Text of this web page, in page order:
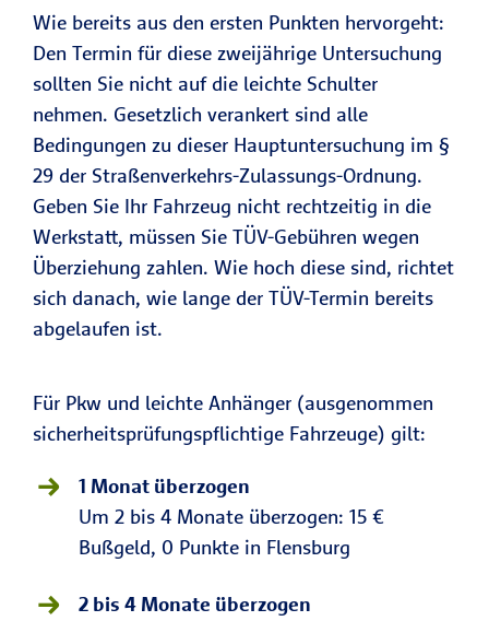
Wie bereits aus den ersten Punkten hervorgeht:
Den Termin für diese zweijährige Untersuchung
sollten Sie nicht auf die leichte Schulter
nehmen. Gesetzlich verankert sind alle
Bedingungen zu dieser Hauptuntersuchung im §
29 der Straßenverkehrs-Zulassungs-Ordnung.
Geben Sie Ihr Fahrzeug nicht rechtzeitig in die
Werkstatt, müssen Sie TÜV-Gebühren wegen
Überziehung zahlen. Wie hoch diese sind, richtet
sich danach, wie lange der TÜV-Termin bereits
abgelaufen ist.
Für Pkw und leichte Anhänger (ausgenommen
sicherheitsprüfungspflichtige Fahrzeuge) gilt:
1 Monat überzogen
Um 2 bis 4 Monate überzogen: 15 €
Bußgeld, 0 Punkte in Flensburg
2 bis 4 Monate überzogen